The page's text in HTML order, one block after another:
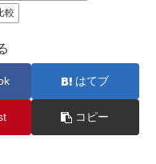
較
はてブ
コピー